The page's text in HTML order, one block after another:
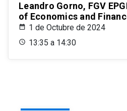
Leandro Gorno, FGV
of Economics and
1 de Octubre de 2024
13:35 a 14:30